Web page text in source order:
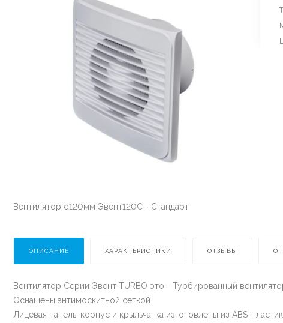
Вентилятор d120мм Эвент120С - Стандарт
ОПИСАНИЕ ХАРАКТЕРИСТИКИ ОТЗЫВЫ
Вентилятор Серии Эвент TURBO это - Турбированный
Оснащены антимоскитной сеткой.
Лицевая панель, корпус и крыльчатка изготовлены из ABS-